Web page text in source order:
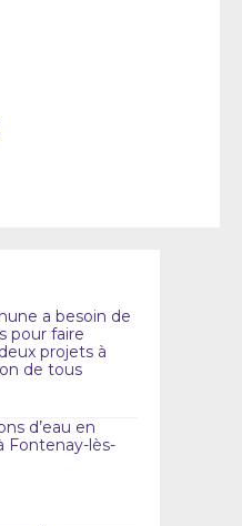
a besoin de
pour faire
projets à
de tous
d’eau en
Fontenay-lès-